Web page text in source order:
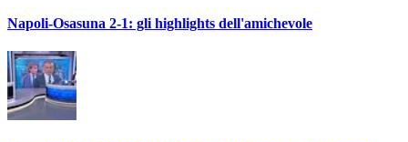
Napoli-Osasuna 2-1: gli highlights dell'amichevole